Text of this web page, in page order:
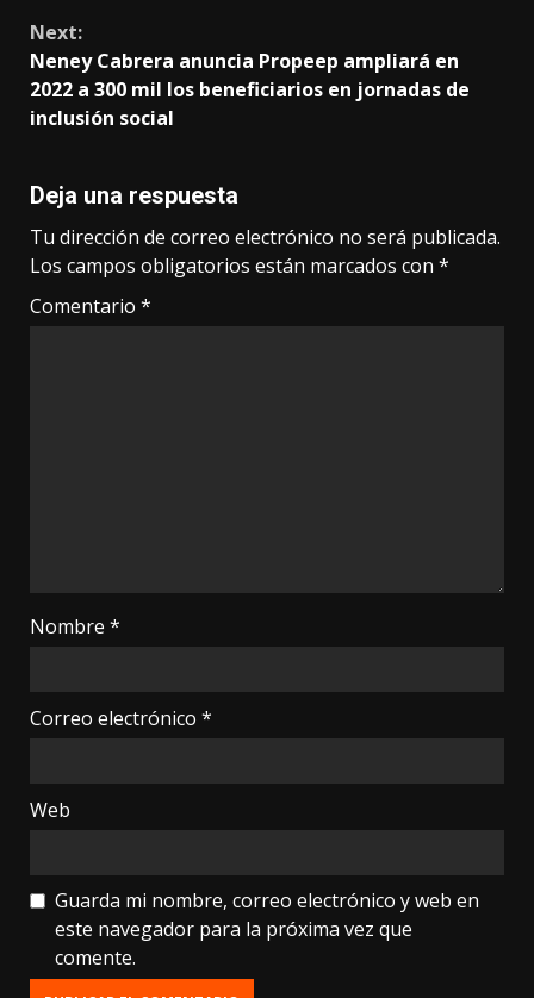
Next:
Neney Cabrera anuncia Propeep ampliará en
2022 a 300 mil los beneficiarios en jornadas de
inclusión social
Deja una respuesta
Tu dirección de correo electrónico no será publicada.
Los campos obligatorios están marcados con *
Comentario *
Nombre *
Correo electrónico *
Web
Guarda mi nombre, correo electrónico y web en
este navegador para la próxima vez que
comente.